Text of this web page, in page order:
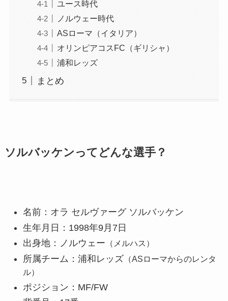
ユース時代
ノルウェー時代
ASローマ（イタリア）
オリンピアコスFC（ギリシャ）
浦和レッズ
まとめ
ソルバッケンってどんな選手？
名前：オラ セルヴァーグ ソルバッケン
生年月日：1998年9月7日
出身地：ノルウェー （メルハス）
所属チーム：浦和レッズ（ASローマからのレンタ
ル）
ポジション：MF/FW